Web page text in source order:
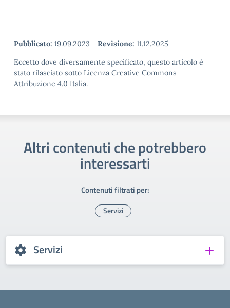
Pubblicato: 19.09.2023 - Revisione: 11.12.2025
Eccetto dove diversamente specificato, questo articolo è
stato rilasciato sotto Licenza Creative Commons
Attribuzione 4.0 Italia.
Altri contenuti che potrebbero
interessarti
Contenuti filtrati per:
Servizi
Servizi